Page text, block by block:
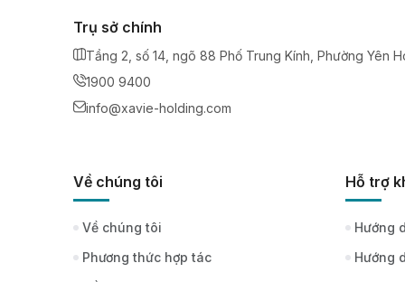
Trụ sở chính
Tầng 2, số 14, ngõ 88 Phố Trung Kính, Phường Yên
1900 9400
info@xavie-holding.com
Về chúng tôi
Về chúng tôi
Phương thức hợp tác
Hỗ trợ
Hướng
Hướng